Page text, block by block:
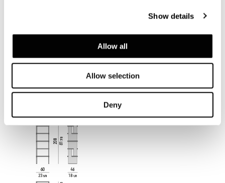
Show details
Allow all
Allow selection
Deny
BIBLIOTHÈQUE 60X46XH208 CM - MOD. A